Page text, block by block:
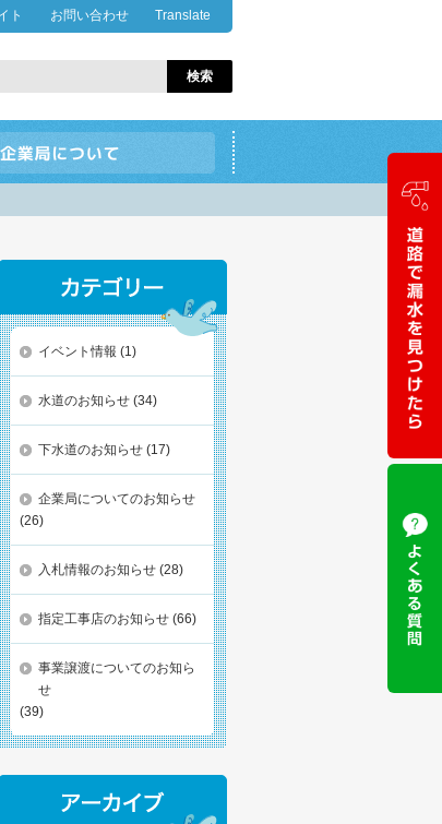
ト お問い合わせ Translate
イベント情報 (1)
水道のお知らせ(34)
下水道のお知らせ(17)
企業局についてのお知らせ
(26)
入札情報のお知らせ(28)
指定工事店のお知らせ(66)
事業譲渡についてのお知ら
せ
(39)